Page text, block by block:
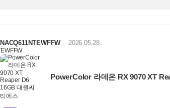
NACQ611NTEWFFW 2026.05.28.
PowerColor 라데온 RX 9070 XT